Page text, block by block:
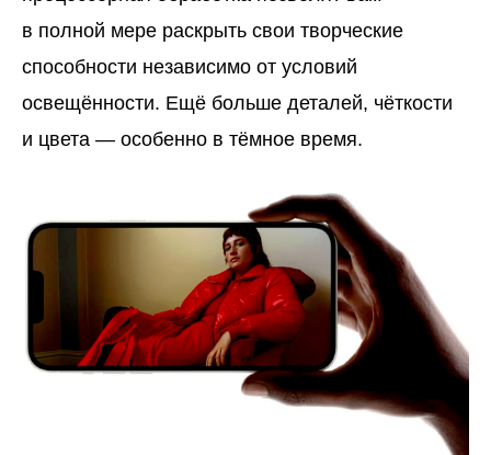
в полной мере раскрыть свои творческие
способности независимо от условий
освещённости. Ещё больше деталей, чёткости
и цвета — особенно в тёмное время.